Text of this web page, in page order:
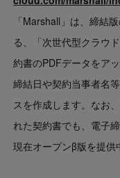
「Marshall」は、締結
る、「次世代型クラウ
約書のPDFデータをア
締結日や契約当事者名
スを作成します。なお
れた契約書でも、電子
現在オープンβ版を提供